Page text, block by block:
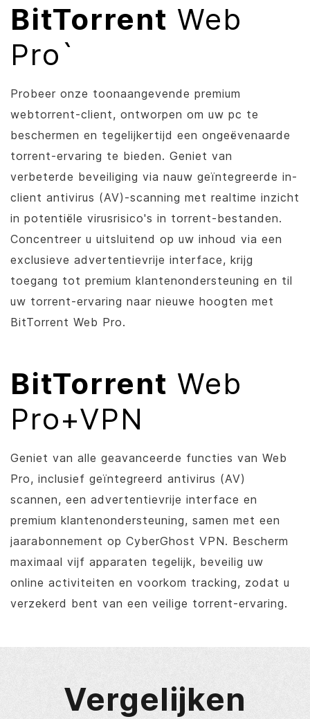
BitTorrent Web
Pro`
Probeer onze toonaangevende premium
webtorrent-client, ontworpen om uw pc te
beschermen en tegelijkertijd een ongeëvenaarde
torrent-ervaring te bieden. Geniet van
verbeterde beveiliging via nauw geïntegreerde in-
client antivirus (AV)-scanning met realtime inzicht
in potentiële virusrisico's in torrent-bestanden.
Concentreer u uitsluitend op uw inhoud via een
exclusieve advertentievrije interface, krijg
toegang tot premium klantenondersteuning en til
uw torrent-ervaring naar nieuwe hoogten met
BitTorrent Web Pro.
BitTorrent Web
Pro+VPN
Geniet van alle geavanceerde functies van Web
Pro, inclusief geïntegreerd antivirus (AV)
scannen, een advertentievrije interface en
premium klantenondersteuning, samen met een
jaarabonnement op CyberGhost VPN. Bescherm
maximaal vijf apparaten tegelijk, beveilig uw
online activiteiten en voorkom tracking, zodat u
verzekerd bent van een veilige torrent-ervaring.
Vergelijken